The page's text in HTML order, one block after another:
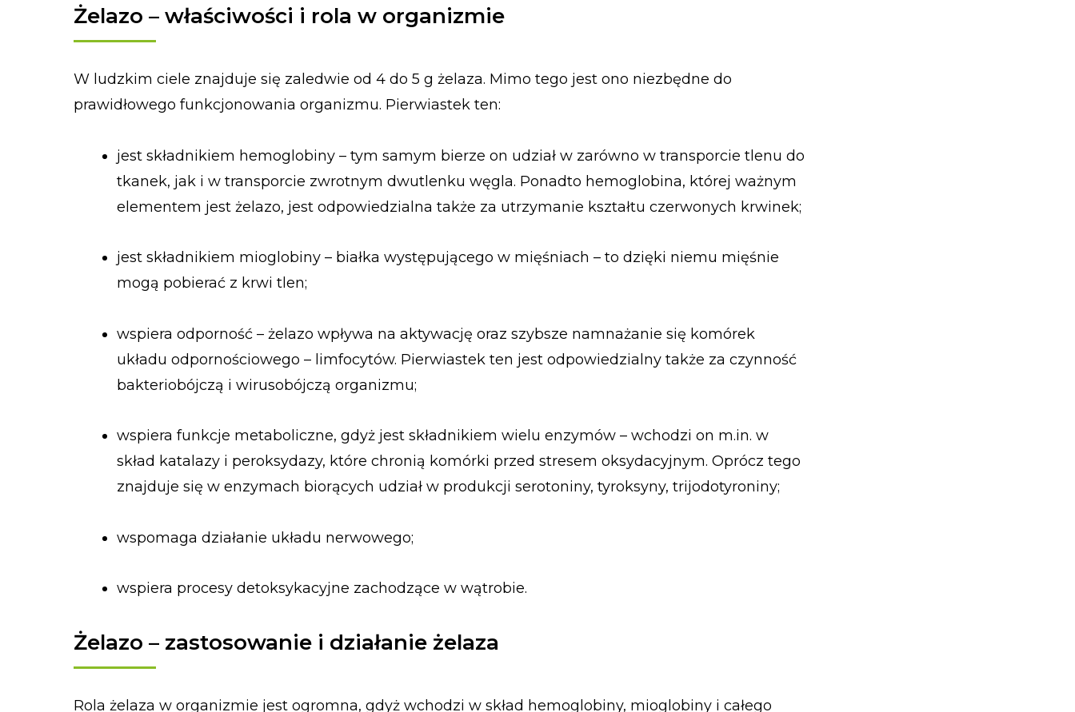
Żelazo – właściwości i rola w organizmie
W ludzkim ciele znajduje się zaledwie od 4 do 5 g żelaza. Mimo tego jest ono niezbędne do
prawidłowego funkcjonowania organizmu. Pierwiastek ten:
jest składnikiem hemoglobiny – tym samym bierze on udział w zarówno w transporcie tlenu do
tkanek, jak i w transporcie zwrotnym dwutlenku węgla. Ponadto hemoglobina, której ważnym
elementem jest żelazo, jest odpowiedzialna także za utrzymanie kształtu czerwonych krwinek;
jest składnikiem mioglobiny – białka występującego w mięśniach – to dzięki niemu mięśnie
mogą pobierać z krwi tlen;
wspiera odporność – żelazo wpływa na aktywację oraz szybsze namnażanie się komórek
układu odpornościowego – limfocytów. Pierwiastek ten jest odpowiedzialny także za czynność
bakteriobójczą i wirusobójczą organizmu;
wspiera funkcje metaboliczne, gdyż jest składnikiem wielu enzymów – wchodzi on m.in. w
skład katalazy i peroksydazy, które chronią komórki przed stresem oksydacyjnym. Oprócz tego
znajduje się w enzymach biorących udział w produkcji serotoniny, tyroksyny, trijodotyroniny;
wspomaga działanie układu nerwowego;
wspiera procesy detoksykacyjne zachodzące w wątrobie.
Żelazo – zastosowanie i działanie żelaza
Rola żelaza w organizmie jest ogromna, gdyż wchodzi w skład hemoglobiny, mioglobiny i całego